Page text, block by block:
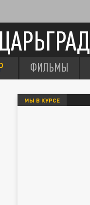
ЦАРЬГРАД
ФИЛЬМЫ
МЫ В КУРСЕ